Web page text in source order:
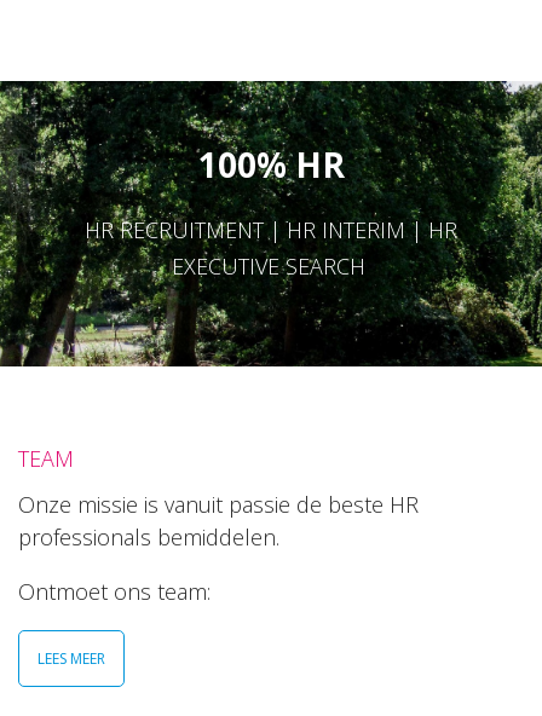
100% HR
HR RECRUITMENT | HR INTERIM | HR
EXECUTIVE SEARCH
TEAM
Onze missie is vanuit passie de beste HR
professionals bemiddelen.
Ontmoet ons team:
LEES MEER